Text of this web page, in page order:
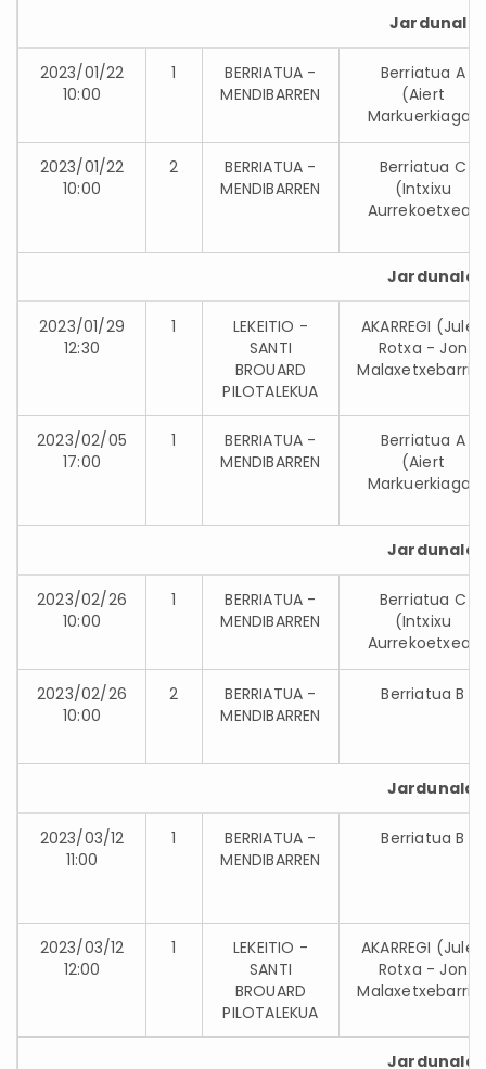
2023/01/22
10:00
1
BERRIATUA -
MENDIBARREN
Berriatua A
(Aiert
Markuerkiaga)
2023/01/22
10:00
2
BERRIATUA -
MENDIBARREN
Berriatua C
(Intxixu
Aurrekoetxea)
2023/01/29
12:30
1
LEKEITIO -
SANTI
BROUARD
PILOTALEKUA
AKARREGI (Julen
Rotxa - Jon
2023/02/05
17:00
1
BERRIATUA -
MENDIBARREN
Berriatua A
(Aiert
Markuerkiaga)
2023/02/26
10:00
1
BERRIATUA -
MENDIBARREN
Berriatua C
(Intxixu
Aurrekoetxea)
2023/02/26
10:00
2
BERRIATUA -
MENDIBARREN
Berriatua B
2023/03/12
11:00
1
BERRIATUA -
MENDIBARREN
Berriatua B
2023/03/12
12:00
1
LEKEITIO -
SANTI
BROUARD
PILOTALEKUA
AKARREGI (Julen
Rotxa - Jon